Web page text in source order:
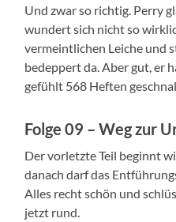
Und zwar so richtig. Perry
wundert sich nicht so
vermeintlichen Leiche und
bedeppert da. Aber gut, er
gefühlt 568 Heften
Folge 09 – Weg zur
Der vorletzte Teil beginnt
danach darf das
Alles recht schön und
jetzt rund.